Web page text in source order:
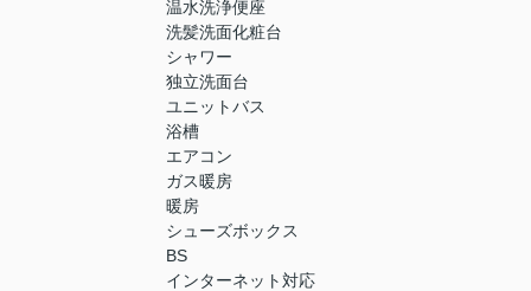
温水洗浄便座
洗髪洗面化粧台
シャワー
独立洗面台
ユニットバス
浴槽
エアコン
ガス暖房
暖房
シューズボックス
BS
インターネット対応